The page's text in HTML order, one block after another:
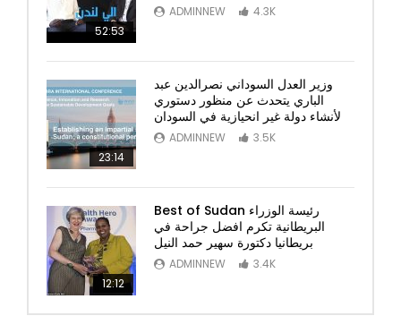
52:53
ADMINNEW 4.3K
23:14
وزير العدل السوداني نصرالدين عبد
الباري يتحدث عن منظور دستوري
لأنشاء دولة غير انحيازية في السودان
ADMINNEW 3.5K
12:12
Best of Sudan رئيسة الوزراء
البريطانية تكرم افضل جراحة في
بريطانيا دكتورة سهير حمد النيل
ADMINNEW 3.4K